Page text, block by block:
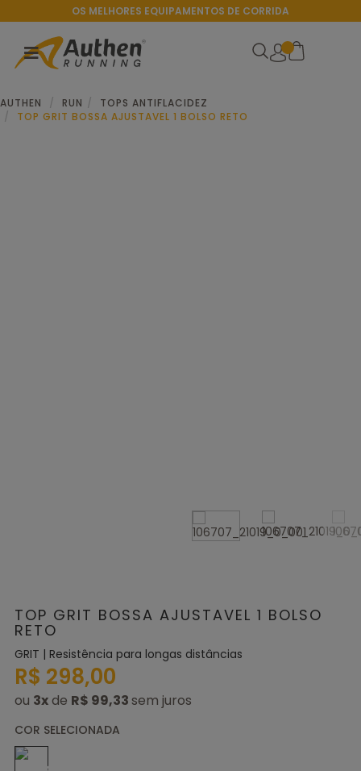
OS MELHORES EQUIPAMENTOS DE CORRIDA
AUTHEN RUN
TOPS ANTIFLACIDEZ
TOP GRIT BOSSA AJUSTAVEL 1 BOLSO RETO
TOP GRIT BOSSA AJUSTAVEL 1 BOLSO
RETO
GRIT | Resistência para longas distâncias
R$ 298,00
ou 3xde R$ 99,33